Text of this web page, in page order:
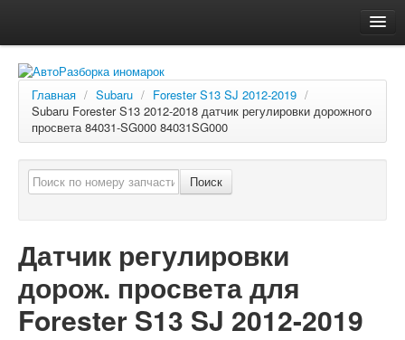
Автосервис
О компании
Доставка, оплата
Как купить
Главная / Subaru / Forester S13 SJ 2012-2019 /
Subaru Forester S13 2012-2018 датчик регулировки дорожного
просвета 84031-SG000 84031SG000
Поиск
Датчик регулировки
дорож. просвета для
Forester S13 SJ 2012-2019